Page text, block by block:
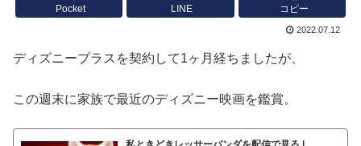
Pocket LINE コピー
2022.07.12
ディズニープラスを契約して1ヶ月経ちましたが、
この週末に家族で最近のディズニー映画を鑑賞。